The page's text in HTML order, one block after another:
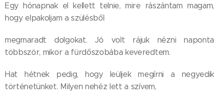
Egy hónapnak el kellett telnie, mire rászántam magam,
hogy elpakoljam a szülésből
megmaradt dolgokat. Jó volt rájuk nézni naponta
többször, mikor a fürdőszobába keveredtem.
Hat hétnek pedig, hogy leüljek megírni a negyedik
történetünket. Milyen nehéz lett a szívem,